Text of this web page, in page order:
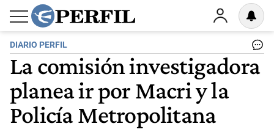
DIARIO PERFIL
La comisión investigadora
planea ir por Macri y la
Policía Metropolitana